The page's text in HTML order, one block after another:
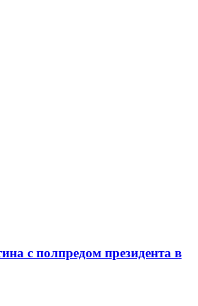
с полпредом президента в